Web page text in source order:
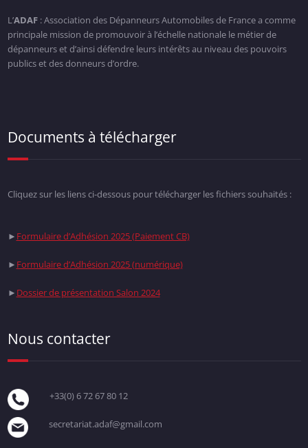
L’ADAF: Association des Dépanneurs Automobiles de France a comme
principale mission de promouvoir à l’échelle nationale le métier de
dépanneurs et d’ainsi défendre leurs intérêts au niveau des pouvoirs
publics et des donneurs d’ordre.
Documents à télécharger
Cliquez sur les liens ci-dessous pour télécharger les fichiers souhaités :
► Formulaire d’Adhésion 2025 (Paiement CB)
► Formulaire d’Adhésion 2025 (numérique)
► Dossier de présentation Salon 2024
Nous contacter
+33(0) 6 72 67 80 12
secretariat.adaf@gmail.com